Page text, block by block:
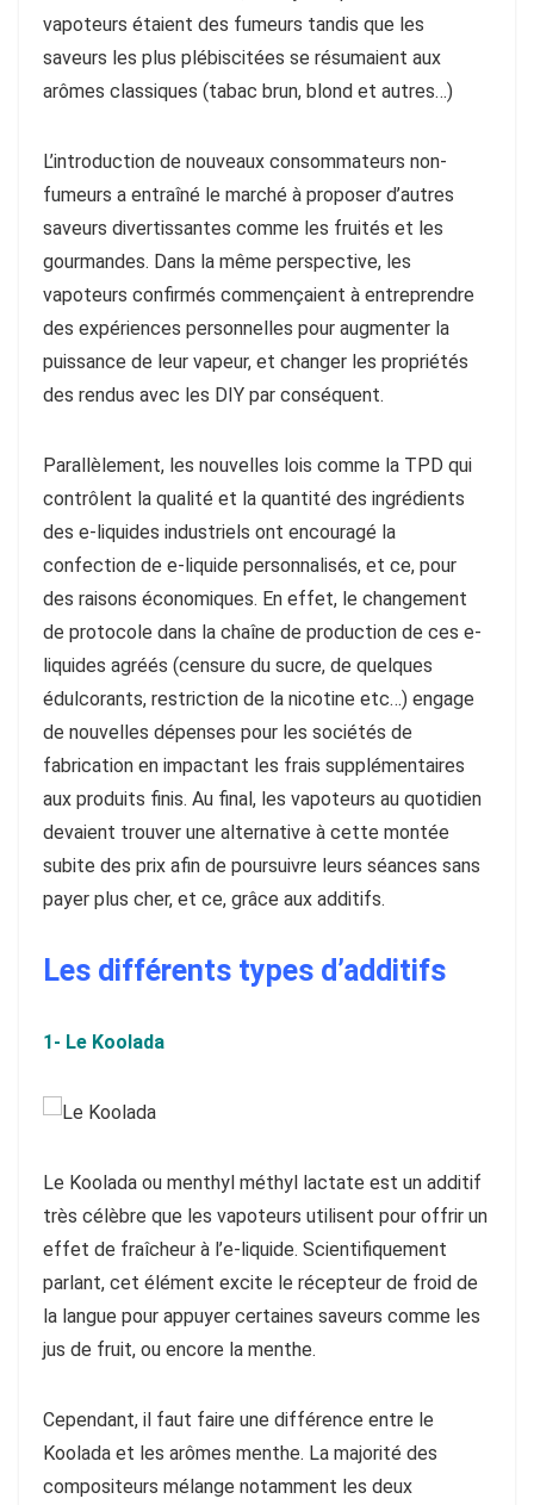
vapoteurs étaient des fumeurs tandis que les
saveurs les plus plébiscitées se résumaient aux
arômes classiques (tabac brun, blond et autres…)
L’introduction de nouveaux consommateurs non-
fumeurs a entraîné le marché à proposer d’autres
saveurs divertissantes comme les fruités et les
gourmandes. Dans la même perspective, les
vapoteurs confirmés commençaient à entreprendre
des expériences personnelles pour augmenter la
puissance de leur vapeur, et changer les propriétés
des rendus avec les DIY par conséquent.
Parallèlement, les nouvelles lois comme la TPD qui
contrôlent la qualité et la quantité des ingrédients
des e-liquides industriels ont encouragé la
confection de e-liquide personnalisés, et ce, pour
des raisons économiques. En effet, le changement
de protocole dans la chaîne de production de ces e-
liquides agréés (censure du sucre, de quelques
édulcorants, restriction de la nicotine etc…) engage
de nouvelles dépenses pour les sociétés de
fabrication en impactant les frais supplémentaires
aux produits finis. Au final, les vapoteurs au quotidien
devaient trouver une alternative à cette montée
subite des prix afin de poursuivre leurs séances sans
payer plus cher, et ce, grâce aux additifs.
Les différents types d’additifs
1- Le Koolada
Le Koolada ou menthyl méthyl lactate est un additif
très célèbre que les vapoteurs utilisent pour offrir un
effet de fraîcheur à l’e-liquide. Scientifiquement
parlant, cet élément excite le récepteur de froid de
la langue pour appuyer certaines saveurs comme les
jus de fruit, ou encore la menthe.
Cependant, il faut faire une différence entre le
Koolada et les arômes menthe. La majorité des
compositeurs mélange notamment les deux